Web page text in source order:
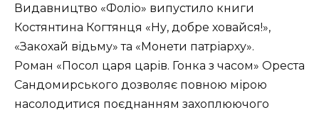
Видавництво «Фоліо» випустило книги
Костянтина Когтянця «Ну, добре ховайся!»,
«Закохай відьму» та «Монети патріарху».
Роман «Посол царя царів. Гонка з часом» Ореста
Сандомирського дозволяє повною мірою
насолодитися поєднанням захоплюючого